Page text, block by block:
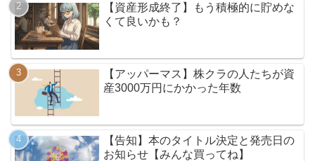
【資産形成終了】もう積極的に貯めな
くて良いかも？
【アッパーマス】株クラの人たちが資
産3000万円にかかった年数
【告知】本のタイトル決定と発売日の
お知らせ【みんな買ってね】